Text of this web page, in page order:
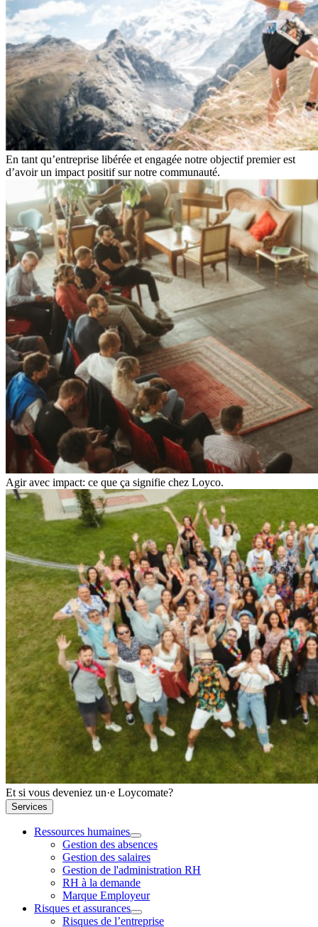
En tant qu’entreprise libérée et engagée notre objectif premier est
d’avoir un impact positif sur notre communauté.
Agir avec impact: ce que ça signifie chez Loyco.
Et si vous deveniez un·e Loycomate?
Services
Ressources humaines
Gestion des absences
Gestion des salaires
Gestion de l'administration RH
RH à la demande
Marque Employeur
Risques et assurances
Risques de l’entreprise